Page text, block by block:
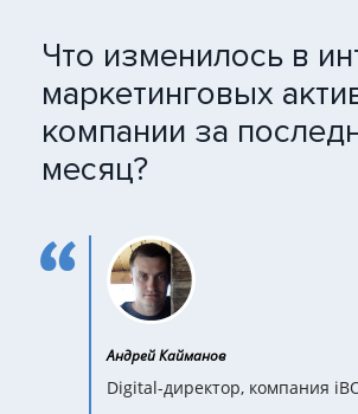
Что изменилось в
маркетинговых
компании за
месяц?
Андрей Кайманов
Digital-директор, компания